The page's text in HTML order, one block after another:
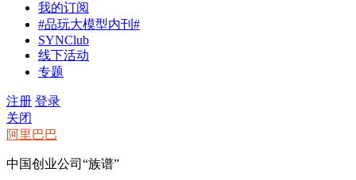
我的订阅
#品玩大模型内刊#
SYNClub
线下活动
专题
注册 登录
关闭
阿里巴巴
中国创业公司“族谱”